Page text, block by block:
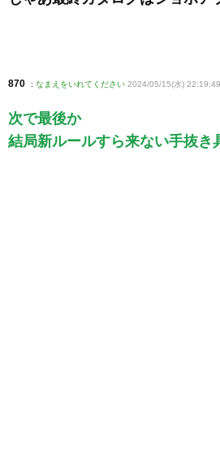
870 : なまえをいれてください 2024/05/15(水)
次で最後か
結局新ルールすら来ない手抜き